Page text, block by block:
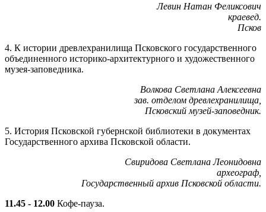
Левин Натан Феликсович
краевед.
Псков
4. К истории древлехранилища Псковского государственного
объединенного историко-архитектурного и художественного
музея-заповедника.
Волкова Светлана Алексеевна
зав. отделом древлехранилища,
Псковский музей-заповедник.
5. История Псковской губернской библиотеки в документах
Государственного архива Псковской области.
Свиридова Светлана Леонидовна
археограф,
Государственный архив Псковской области.
11.45 - 12.00 Кофе-пауза.